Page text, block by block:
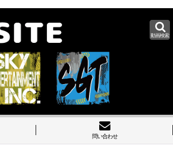
ホーム
動画検索
問い合わせ